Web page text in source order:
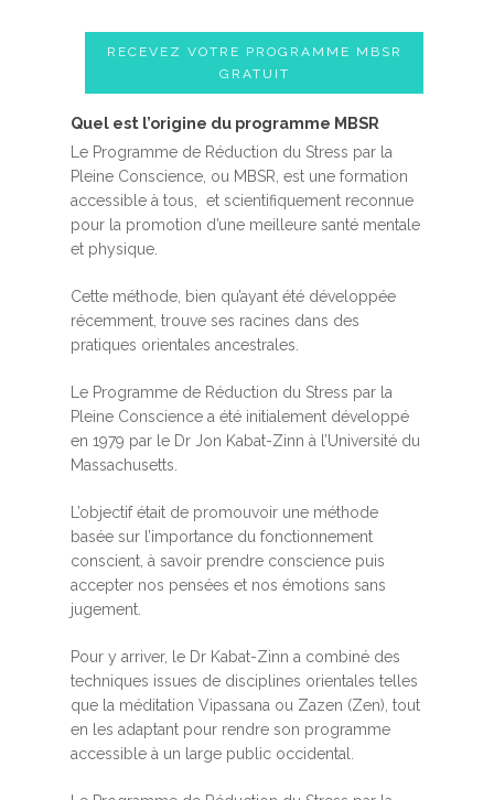
RECEVEZ VOTRE PROGRAMME MBSR
GRATUIT
Quel est l’origine du programme MBSR
Le Programme de Réduction du Stress par la
Pleine Conscience, ou MBSR, est une formation
accessible à tous, et scientifiquement reconnue
pour la promotion d’une meilleure santé mentale
et physique.
Cette méthode, bien qu’ayant été développée
récemment, trouve ses racines dans des
pratiques orientales ancestrales.
Le Programme de Réduction du Stress par la
Pleine Conscience a été initialement développé
en 1979 par le Dr Jon Kabat-Zinn à l’Université du
Massachusetts.
L’objectif était de promouvoir une méthode
basée sur l’importance du fonctionnement
conscient, à savoir prendre conscience puis
accepter nos pensées et nos émotions sans
jugement.
Pour y arriver, le Dr Kabat-Zinn a combiné des
techniques issues de disciplines orientales telles
que la méditation Vipassana ou Zazen (Zen), tout
en les adaptant pour rendre son programme
accessible à un large public occidental.